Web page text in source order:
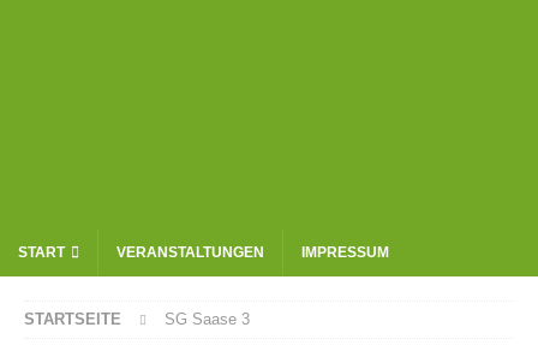
START VERANSTALTUNGEN IMPRESSUM
STARTSEITE SG Saase 3